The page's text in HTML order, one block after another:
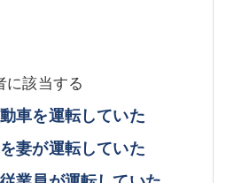
該当する
車を運転していた
妻が運転していた